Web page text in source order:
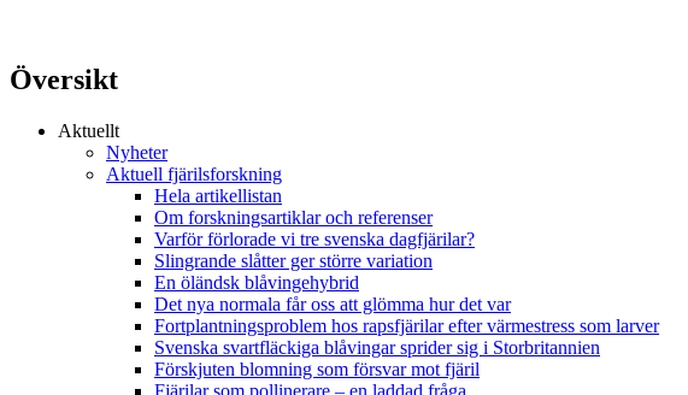
Översikt
Aktuellt
Nyheter
Aktuell fjärilsforskning
Hela artikellistan
Om forskningsartiklar och referenser
Varför förlorade vi tre svenska dagfjärilar?
Slingrande slåtter ger större variation
En öländsk blåvingehybrid
Det nya normala får oss att glömma hur det var
Fortplantningsproblem hos rapsfjärilar efter värmestress som larver
Svenska svartfläckiga blåvingar sprider sig i Storbritannien
Förskjuten blomning som försvar mot fjäril
Fjärilar som pollinerare – en laddad fråga